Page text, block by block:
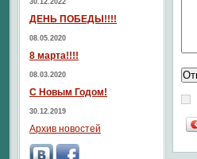
30.12.2022
ДЕНЬ ПОБЕДЫ!!!!
08.05.2020
8 марта!!!!
08.03.2020
С Новым Годом!
30.12.2019
Архив новостей